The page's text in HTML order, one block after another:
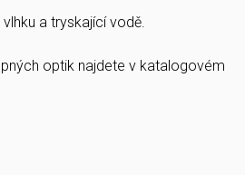
a tryskající vodě.
optik najdete v katalogovém